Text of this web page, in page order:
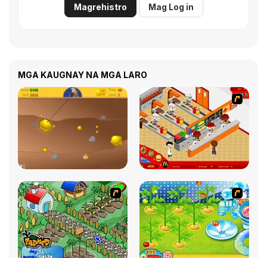
Magrehistro Mag Log in
MGA KAUGNAY NA MGA LARO